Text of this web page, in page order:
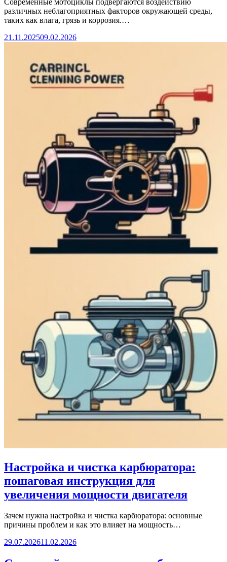
различных неблагоприятных факторов окружающей среды,
таких как влага, грязь и коррозия.…
21.11.202509.02.2026
Настройка и чистка карбюратора:
пошаговая инструкция для
увеличения мощности двигателя
Зачем нужна настройка и чистка карбюратора: основные
причины проблем и как это влияет на мощность…
29.07.202611.02.2026